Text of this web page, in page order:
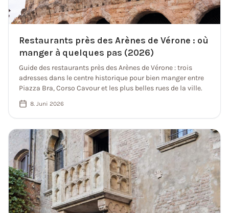
Restaurants près des Arènes de Vérone : où
manger à quelques pas (2026)
Guide des restaurants près des Arènes de Vérone : trois
adresses dans le centre historique pour bien manger entre
Piazza Bra, Corso Cavour et les plus belles rues de la ville.
8. Juni 2026